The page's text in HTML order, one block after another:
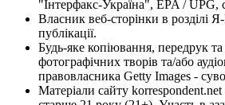
"Інтерфакс-Україна", EPA / UPG,
Власник веб-сторінки в розділі
публікації.
Будь-яке копіювання, передрук та
фотографічних творів та/або
правовласника Getty Images -
Матеріали сайту korrespondent.net